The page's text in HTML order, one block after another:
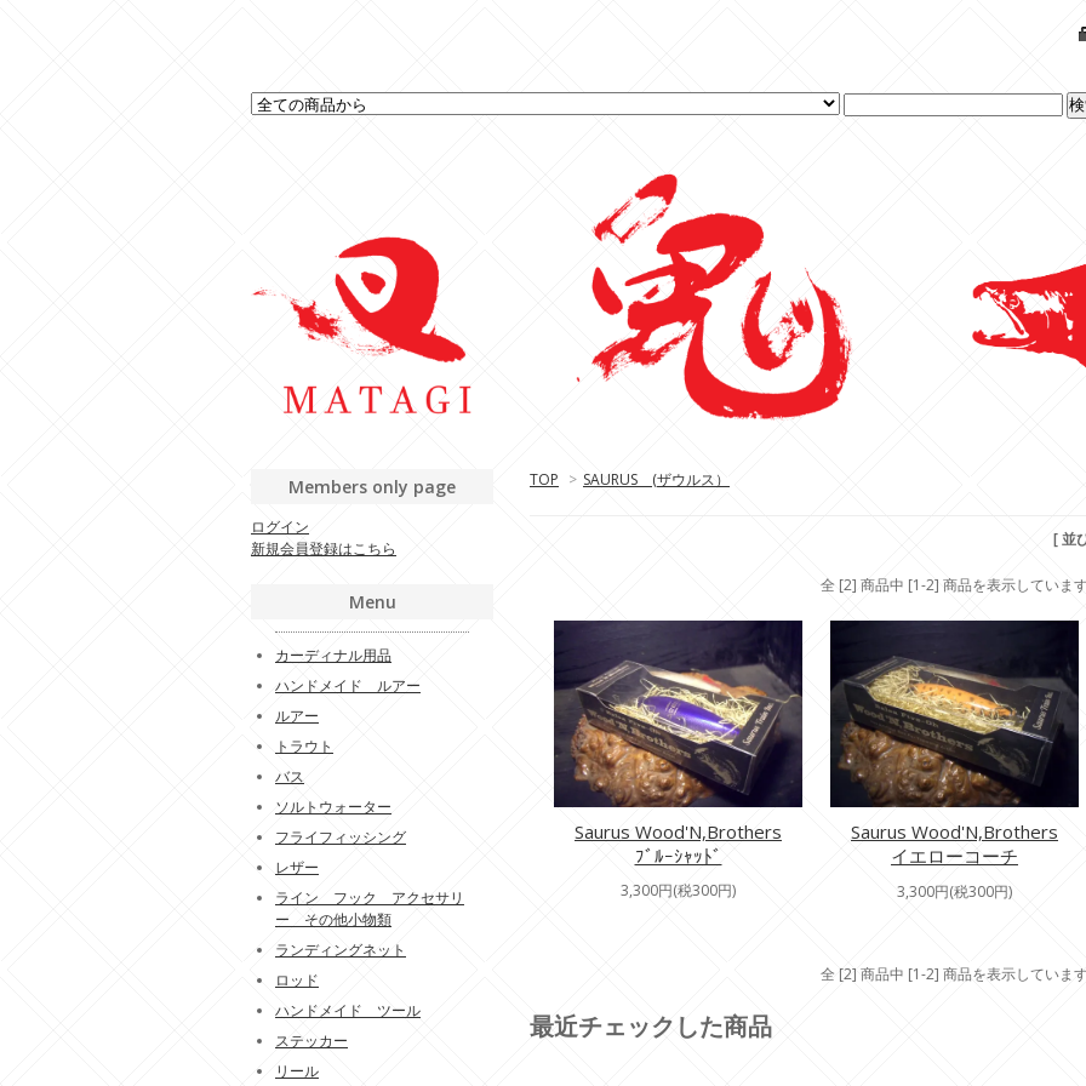
TOP > SAURUS (ザウルス）
[ 並
全 [2] 商品中 [1-2] 商品を表示していま
Saurus Wood'N,Brothers
ﾌﾞﾙｰｼｬｯﾄﾞ
3,300円(税300円)
Saurus Wood'N,Brothers
イエローコーチ
3,300円(税300円)
全 [2] 商品中 [1-2] 商品を表示していま
最近チェックした商品
Members only page
ログイン
新規会員登録はこちら
Menu
カーディナル用品
ハンドメイド ルアー
ルアー
トラウト
バス
ソルトウォーター
フライフィッシング
レザー
ライン フック アクセサリ
ー その他小物類
ランディングネット
ロッド
ハンドメイド ツール
ステッカー
リール